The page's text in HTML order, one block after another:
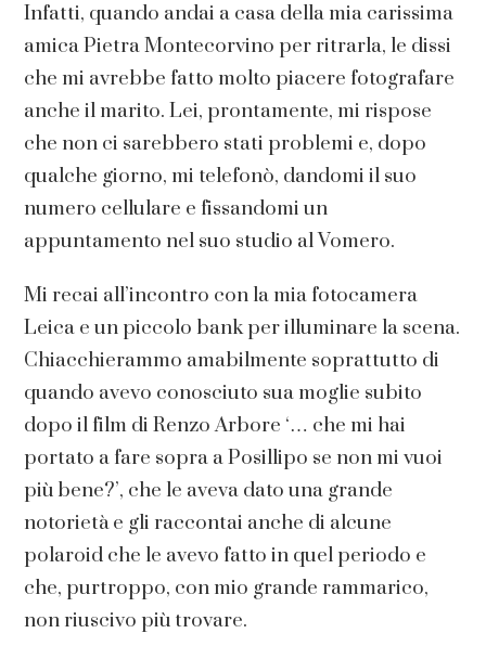
Infatti, quando andai a casa della mia carissima
amica Pietra Montecorvino per ritrarla, le dissi
che mi avrebbe fatto molto piacere fotografare
anche il marito. Lei, prontamente, mi rispose
che non ci sarebbero stati problemi e, dopo
qualche giorno, mi telefonò, dandomi il suo
numero cellulare e fissandomi un
appuntamento nel suo studio al Vomero.
Mi recai all’incontro con la mia fotocamera
Leica e un piccolo bank per illuminare la scena.
Chiacchierammo amabilmente soprattutto di
quando avevo conosciuto sua moglie subito
dopo il film di Renzo Arbore ‘… che mi hai
portato a fare sopra a Posillipo se non mi vuoi
più bene?’, che le aveva dato una grande
notorietà e gli raccontai anche di alcune
polaroid che le avevo fatto in quel periodo e
che, purtroppo, con mio grande rammarico,
non riuscivo più trovare.